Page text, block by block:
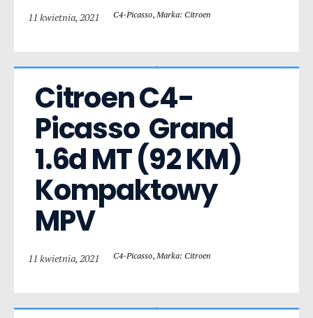
11 kwietnia, 2021 C4-Picasso, Marka: Citroen
Citroen C4-
Picasso  Grand
1.6d MT (92 KM)
Kompaktowy
MPV
11 kwietnia, 2021 C4-Picasso, Marka: Citroen